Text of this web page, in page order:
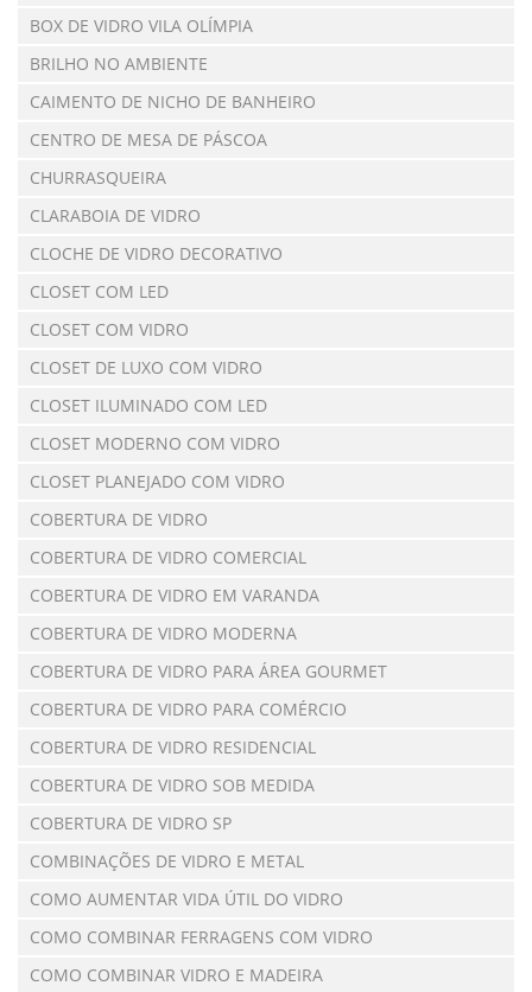
BOX DE VIDRO VILA OLÍMPIA
BRILHO NO AMBIENTE
CAIMENTO DE NICHO DE BANHEIRO
CENTRO DE MESA DE PÁSCOA
CHURRASQUEIRA
CLARABOIA DE VIDRO
CLOCHE DE VIDRO DECORATIVO
CLOSET COM LED
CLOSET COM VIDRO
CLOSET DE LUXO COM VIDRO
CLOSET ILUMINADO COM LED
CLOSET MODERNO COM VIDRO
CLOSET PLANEJADO COM VIDRO
COBERTURA DE VIDRO
COBERTURA DE VIDRO COMERCIAL
COBERTURA DE VIDRO EM VARANDA
COBERTURA DE VIDRO MODERNA
COBERTURA DE VIDRO PARA ÁREA GOURMET
COBERTURA DE VIDRO PARA COMÉRCIO
COBERTURA DE VIDRO RESIDENCIAL
COBERTURA DE VIDRO SOB MEDIDA
COBERTURA DE VIDRO SP
COMBINAÇÕES DE VIDRO E METAL
COMO AUMENTAR VIDA ÚTIL DO VIDRO
COMO COMBINAR FERRAGENS COM VIDRO
COMO COMBINAR VIDRO E MADEIRA